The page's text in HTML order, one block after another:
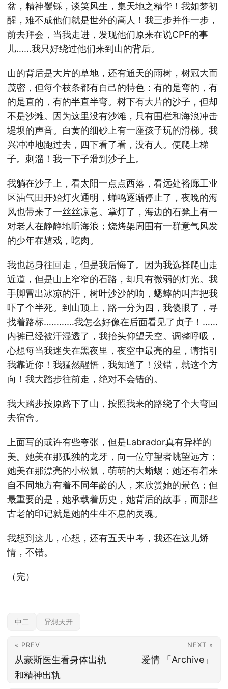
盆，精神矍铄，谈笑风生，集天地之精华！我如梦初
醒，难不成他们就是世外的高人！我三步并作一步，
前去拜会，当我走进，发现他们原来在说CPF的事
儿……我只好绕过他们来到山的背后。
山的背后是大片的草地，还有通天的雨树，树冠大而
茂密，但每个枝条都有自己的特色：有的是弯的，有
的是直的，有的半直半弯。树下有大片的沙子，但却
不是沙滩。因为这里没有沙滩，只有围栏和海浪冲击
堤坝的声音。白黄的细砂上有一座孩子玩的滑梯。我
兴冲冲地跑过去，四下看了看，没有人。便爬上梯
子。刺溜！我一下子滑到沙子上。
我躺在沙子上，看太阳一点点西落，看远处裕廊工业
区油气田开始灯火通明，蝉鸣逐渐停止了，夜晚的海
风也带来了一丝丝凉意。掌灯了，海边的石凳上有一
对老人在静静地听海浪；烧烤架周围有一群意气风发
的少年在嬉戏，吃肉。
我也起身往回走，但是我后悔了。因为我选择爬山走
近道，但是山上窄窄的石路，却只有微弱的灯光。我
手脚冒出冰凉的汗，树叶沙沙的响，蟋蟀的叫声把我
吓了个半死。到山顶上，路一分为四，我傻眼了，寻
找着路标…………我怎么好像在后面看见了贞子！……
内裤已经被汗湿透了，我抬头仰望天空。调整呼吸，
心想每当我迷失在黑夜里，夜空中最亮的星，请指引
我靠近你！我猛然醒悟，我知道了！没错，就这个方
向！我大踏步往前走，绝对不会错的。
我大踏步按原路下了山，按照我来的路绕了个大弯回
去宿舍。
上面写的或许有些夸张，但是Labrador真有异样的
美。她美在那孤独的龙牙，向一位守望者眺望远方；
她美在那漂亮的小松鼠，萌萌的大蜥蜴；她还有着来
自不同地方有着不同年龄的人，来欣赏她的景色；但
最重要的是，她承载着历史，她背后的故事，而那些
古老的印记就是她的生生不息的灵魂。
我想到这儿，心想，还有五天中考，我还在这儿矫
情，不错。
（完）
中二 异想天开
« PREV
从豪斯医生看身体出轨
和精神出轨
NEXT »
爱情 「Archive」